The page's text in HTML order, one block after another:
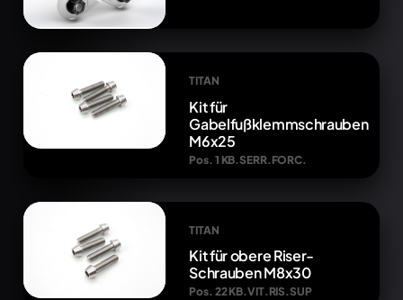
TITAN
Kit für
Gabelfußklemmschrauben
M6x25
Pos. 1 KB.SERR.FORC.
TITAN
Kit für obere Riser-
Schrauben M8x30
Pos. 22 KB.VIT.RIS.SUP